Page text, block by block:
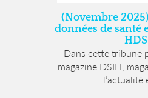
(Novembre
données de santé
HDS
Dans cette tribune
magazine DSIH,
l’actualité